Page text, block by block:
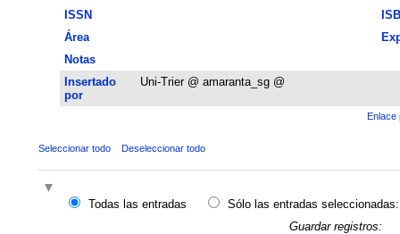
ISSN
Área
Notas
Insertado
por
Uni-Trier @ amaranta_sg @
Enlace
Seleccionar todo Deseleccionar todo
Todas las entradas
Sólo las entradas seleccionadas:
Guardar registros: